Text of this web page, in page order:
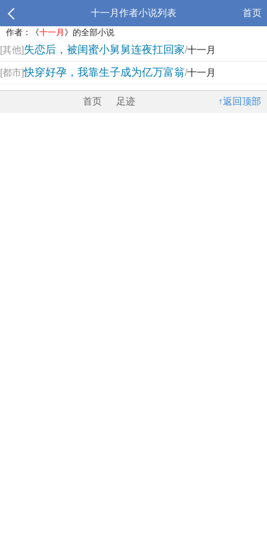
十一月作者小说列表 首页
作者：《十一月 》的全部小说
[其他]失恋后，被闺蜜小舅舅连夜扛回家/十一月
[都市]快穿好孕，我靠生子成为亿万富翁/十一月
↑返回顶部
首页 足迹